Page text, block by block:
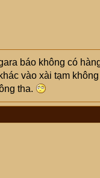
báo không có
vào xài tạm
tha.